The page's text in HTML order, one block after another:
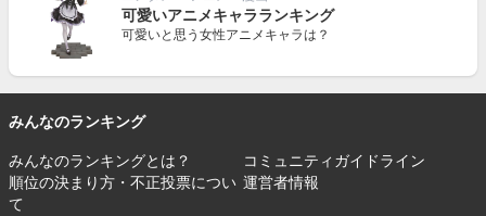
可愛いアニメキャラランキング
可愛いと思う女性アニメキャラは？
みんなのランキング
みんなのランキングとは？
コミュニティガイドライン
順位の決まり方・不正投票につい
て
運営者情報